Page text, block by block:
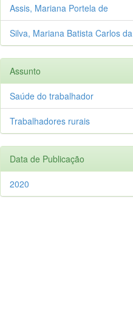
Assis, Mariana Portela de
Silva, Mariana Batista Carlos da
Assunto
Saúde do trabalhador
Trabalhadores rurais
Data de Publicação
2020